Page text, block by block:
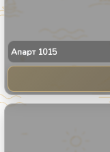
Апарт 1015